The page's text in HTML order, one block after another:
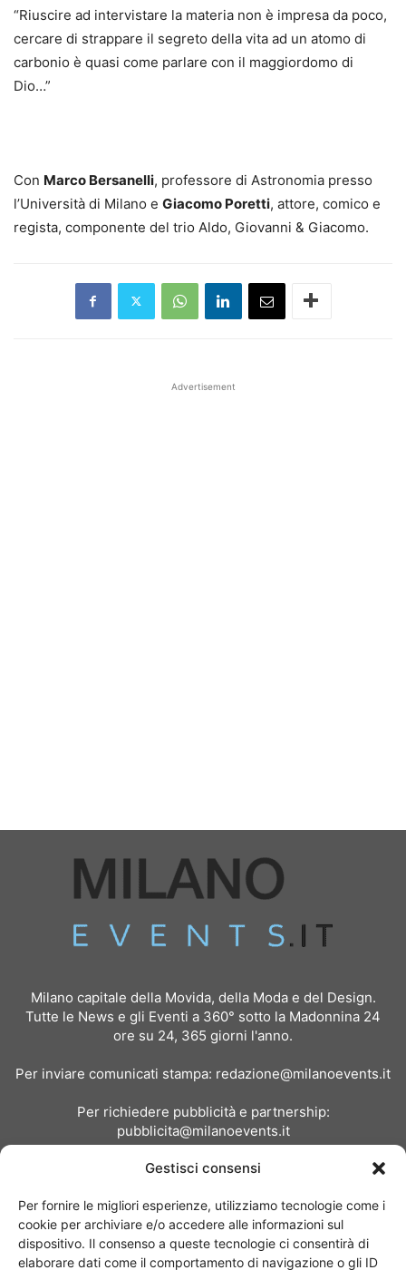
Gestisci consensi
Per fornire le migliori esperienze, utilizziamo tecnologie come i
cookie per archiviare e/o accedere alle informazioni sul
dispositivo. Il consenso a queste tecnologie ci consentirà di
elaborare dati come il comportamento di navigazione o gli ID
“Riuscire ad intervistare la materia non è impresa da poco,
cercare di strappare il segreto della vita ad un atomo di
carbonio è quasi come parlare con il maggiordomo di
Dio…”
Con Marco Bersanelli, professore di Astronomia presso
l’Università di Milano e Giacomo Poretti, attore, comico e
regista, componente del trio Aldo, Giovanni & Giacomo.
Advertisement
Milano capitale della Movida, della Moda e del Design.
Tutte le News e gli Eventi a 360° sotto la Madonnina 24
ore su 24, 365 giorni l'anno.
Per inviare comunicati stampa: redazione@milanoevents.it
Per richiedere pubblicità e partnership:
pubblicita@milanoevents.it